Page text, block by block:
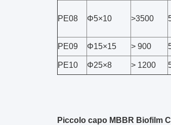
PE08 Φ5×10 >3500
PE09 Φ15×15 > 900
PE10 Φ25×8 > 1200
Piccolo capo MBBR Biofilm